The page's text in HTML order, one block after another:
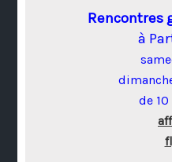
Rencontres
à
de 10